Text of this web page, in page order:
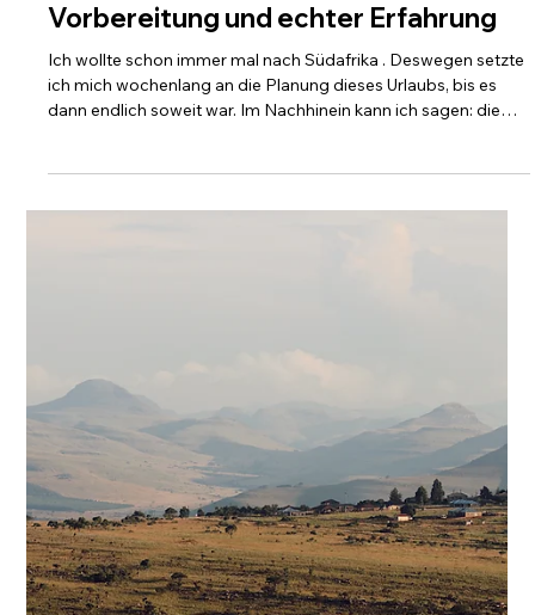
wilde Nordküste. Zwischen Wanderungen, Meerblicken,
kleinen Entdeckungen und großen Momenten habe ich mich
komplett in diese Insel verliebt.